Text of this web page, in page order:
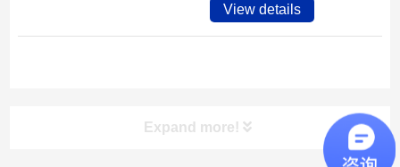
View details
Expand more!